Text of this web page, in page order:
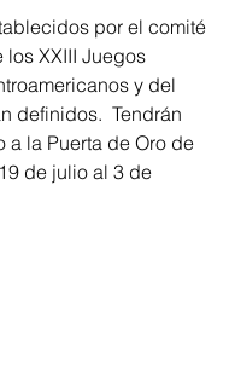
por el comité
XXIII Juegos
y del
definidos.  Tendrán
a la Puerta de Oro de
de julio al 3 de